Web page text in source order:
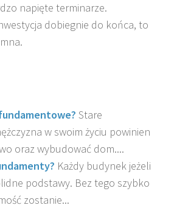
napięte terminarze.
dobiegnie do końca, to
Stare
w swoim życiu powinien
oraz wybudować dom....
Każdy budynek jeżeli
podstawy. Bez tego szybko
zostanie...